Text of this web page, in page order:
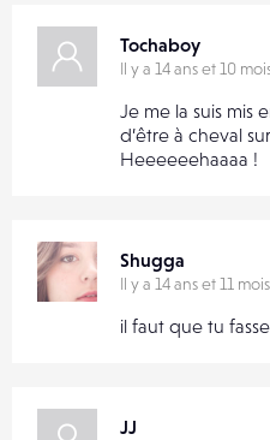
Tochaboy
Il y a 14 ans et 10
Je me la suis mis
d’être à cheval
Heeeeeehaaaa !
Shugga
Il y a 14 ans et 11 mois
il faut que tu
JJ